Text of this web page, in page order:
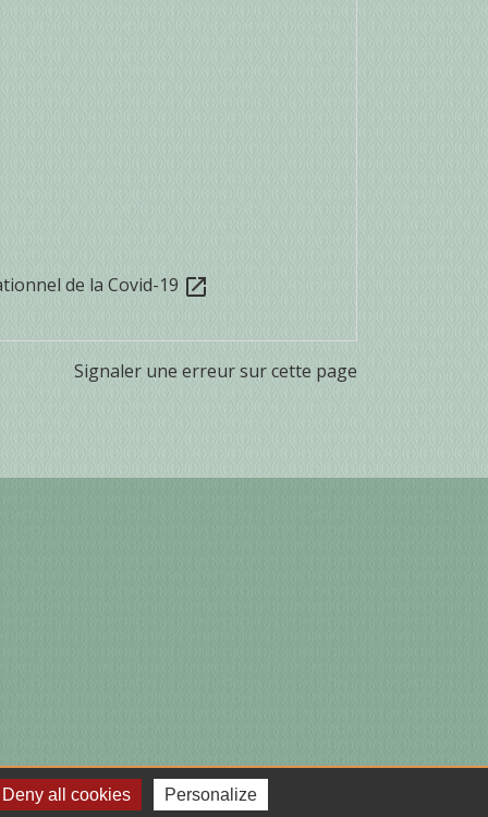
de la Covid-19 open_in_new
Signaler une erreur sur cette page
Deny all cookies Personalize